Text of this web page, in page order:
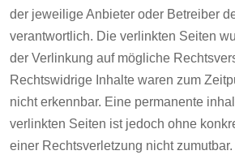
der jeweilige Anbieter oder Betreiber
verantwortlich. Die verlinkten Seiten
der Verlinkung auf mögliche
Rechtswidrige Inhalte waren zum
nicht erkennbar. Eine permanente
verlinkten Seiten ist jedoch ohne
einer Rechtsverletzung nicht